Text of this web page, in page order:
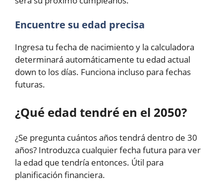
Encuentre su edad precisa
Ingresa tu fecha de nacimiento y la calculadora
determinará automáticamente tu edad actual
down to los días. Funciona incluso para fechas
futuras.
¿Qué edad tendré en el 2050?
¿Se pregunta cuántos años tendrá dentro de 30
años? Introduzca cualquier fecha futura para ver
la edad que tendría entonces. Útil para
planificación financiera.